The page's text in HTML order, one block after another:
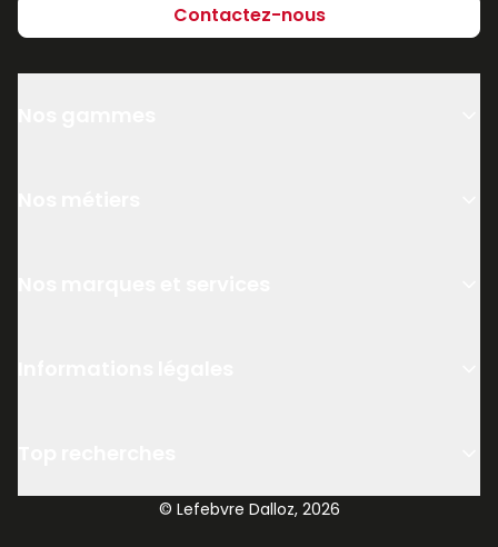
Contactez-nous
© Lefebvre Dalloz, 2026